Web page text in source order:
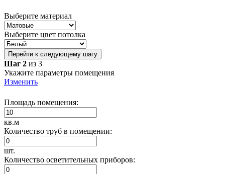
Выберите материал
Выберите цвет потолка
Перейти к следующему шагу
Шаг 2 из 3
Укажите параметры помещения
Изменить
Площадь помещения:
кв.м
Количество труб в помещении:
шт.
Количество осветительных приборов: